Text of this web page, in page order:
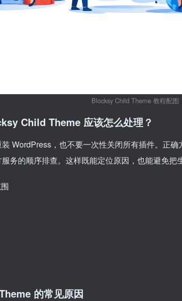
Blocksy Child Theme 教程配图
Child Theme 应该怎么处理？
WordPress，也不要一次性关闭所有插件。正
务的顺序排查。这样既能定位原因，也能避免把
的常见原因